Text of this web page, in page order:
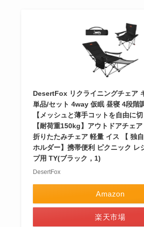
DesertFox リクライニングチェア
単品/セット 4way 仮眠 昼寝 4段階
【メッシュと薄手コットを自由に切
【耐荷重150kg】アウトドアチェ
折りたたみチェア 軽量 イス 【 独
ホルダー】携帯便利 ピクニック レ
プ用 TY(ブラック，1)
DesertFox
Amazon
楽天市場